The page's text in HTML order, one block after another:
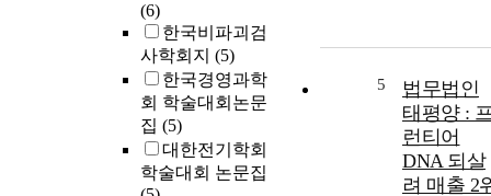
(6)
한국비파괴검
사학회지 (5)
한국경영과학
회 학술대회논문
집 (5)
대한전기학회
학술대회 논문집
5
법무법인
태평양 :
런티어
DNA 되살
려 매출 2